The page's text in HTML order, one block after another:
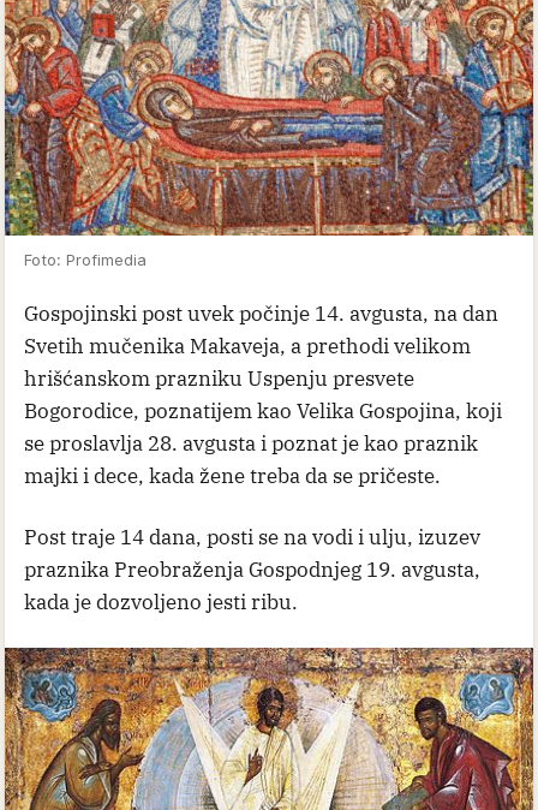
Foto: Profimedia
Gospojinski post uvek počinje 14. avgusta, na dan
Svetih mučenika Makaveja, a prethodi velikom
hrišćanskom prazniku Uspenju presvete
Bogorodice, poznatijem kao Velika Gospojina, koji
se proslavlja 28. avgusta i poznat je kao praznik
majki i dece, kada žene treba da se pričeste.
Post traje 14 dana, posti se na vodi i ulju, izuzev
praznika Preobraženja Gospodnjeg 19. avgusta,
kada je dozvoljeno jesti ribu.